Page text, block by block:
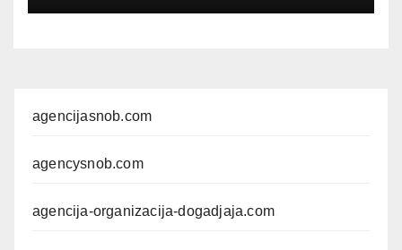
agencijasnob.com
agencysnob.com
agencija-organizacija-dogadjaja.com